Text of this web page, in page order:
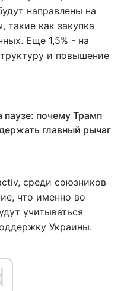
направлены на
как закупка
Еще 1,5% - на
и повышение
паузе: почему Трамп
главный рычаг
среди союзников
что именно во
учитываться
Украины.